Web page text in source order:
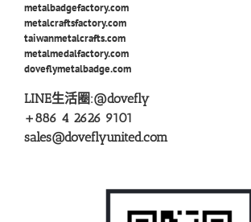
metalbadgefactory.com
metalcraftsfactory.com
taiwanmetalcrafts.com
metalmedalfactory.com
doveflymetalbadge.com
LINE生活圈:@dovefly
+886 4 2626 9101
sales@doveflyunited.com